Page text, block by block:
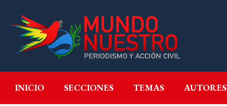
INICIO SECCIONES TEMAS AUTORES
INICIO SECCIONES